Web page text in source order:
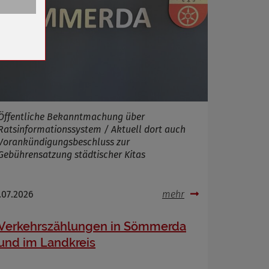
Bekanntmachung über
/ Aktuell dort auch
zur
städtischer Kitas
mehr
in Sömmerda
im Landkreis